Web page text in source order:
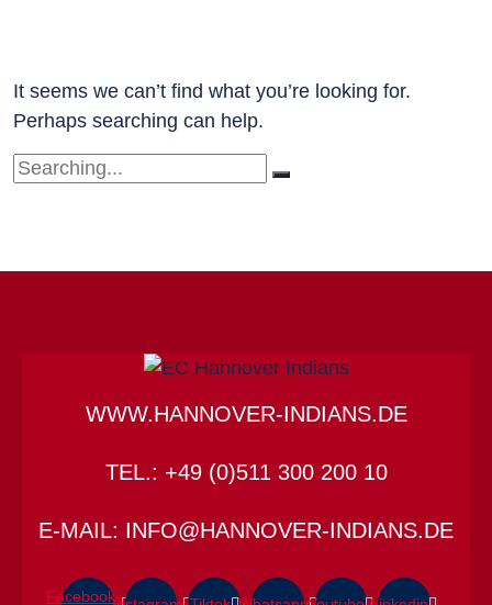
It seems we can’t find what you’re looking for.
Perhaps searching can help.
Search
WWW.HANNOVER-INDIANS.DE
TEL.: +49 (0)511 300 200 10
E-MAIL: INFO@HANNOVER-INDIANS.DE
Facebook-